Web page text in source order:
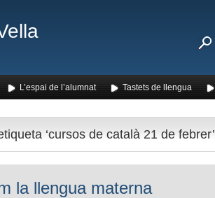
L’espai de l’alumnat Tastets de llengua
‘cursos de català 21 de febrer’
la llengua materna